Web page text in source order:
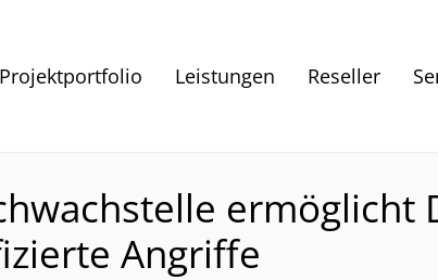
Projektportfolio Leistungen Reseller
ermöglicht
Angriffe